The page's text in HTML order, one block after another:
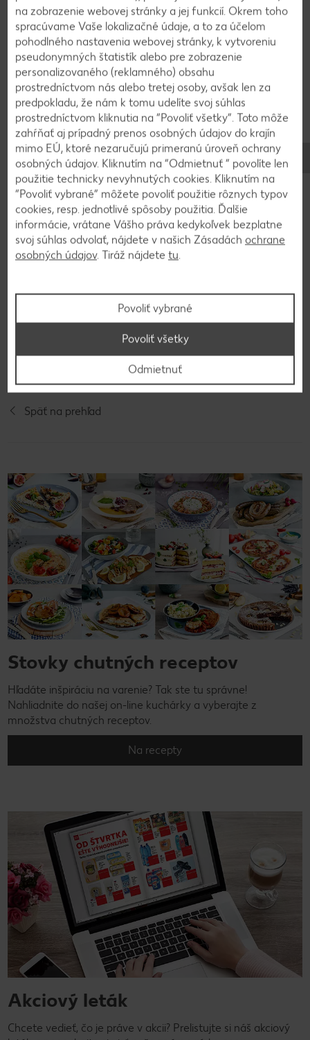
3
Bravčový bôčik si deň dopredu nasolíme a
nakoreníme, vcelku ho dáme na plech a
podlejeme vodou. Následne prekryjeme celý
plech alobalom a pečieme pri 150 °C približne 4-5
hodín.
4
Nasledujúci deň ho nakrájame na veľkosť 12 x
4cm a sprudka opečieme z každej strany na
panvici do zlato-hnedej farby.
5
Ingrediencie na majonézu zmiešame a dochutíme
Späť na prehľad
Stovky chutných receptov
Hľadáte inšpiráciu na varenie? Tak ste tu správne!
Nahliadnite do našej on-line kuchárky a vyberajte z
množstva chutných receptov.
Na recepty
Akciový leták
Chcete vedieť, čo je práve v akcii? Prelistujte si náš akciový
na zobrazenie webovej stránky a jej funkcií. Okrem toho
spracúvame Vaše lokalizačné údaje, a to za účelom
pohodlného nastavenia webovej stránky, k vytvoreniu
pseudonymných štatistík alebo pre zobrazenie
personalizovaného (reklamného) obsahu
prostredníctvom nás alebo tretej osoby, avšak len za
predpokladu, že nám k tomu udelíte svoj súhlas
prostredníctvom kliknutia na “Povoliť všetky”. Toto môže
zahŕňať aj prípadný prenos osobných údajov do krajín
mimo EÚ, ktoré nezaručujú primeranú úroveň ochrany
osobných údajov. Kliknutím na “Odmietnuť ” povolíte len
použitie technicky nevyhnutých cookies. Kliknutím na
“Povoliť vybrané” môžete povoliť použitie rôznych typov
cookies, resp. jednotlivé spôsoby použitia. Ďalšie
informácie, vrátane Vášho práva kedykoľvek bezplatne
svoj súhlas odvolať, nájdete v našich Zásadách ochrane
osobných údajov. Tiráž nájdete tu.
Povoliť vybrané
Odmietnuť
Povoliť všetky